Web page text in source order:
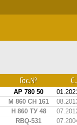
Гос.№
АР 780 50
М 860 СН 161
Н 860 ТУ 48
RBQ-531